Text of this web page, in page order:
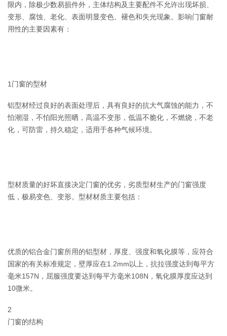
限内，除极少数易损件外，主体结构及主要配件不允许出现坏损、
变形、腐蚀、老化、表面明显变色、褪色和失光现象。影响门窗耐
用性的主要因素有：
1门窗的型材
铝型材经过良好的表面处理后，具有良好的抗大气腐蚀的能力，不
怕潮湿，不怕阳光照晒，高温不变形，低温不脆化，不燃烧，不老
化，可防雷，持久稳定，适用于各种气候环境。
型材质量的好坏直接决定门窗的优劣，劣质型材生产的门窗强度
低，极易变色、变形。型材材质主要包括：
优质的铝合金门窗所用的铝型材，厚度、强度和氧化膜等，应符合
国家的有关标准规定，壁厚应在1.2mm以上，抗拉强度达到每平方
毫米157N，屈服强度要达到每平方毫米108N，氧化膜厚度应达到
10微米。
2
门窗的结构